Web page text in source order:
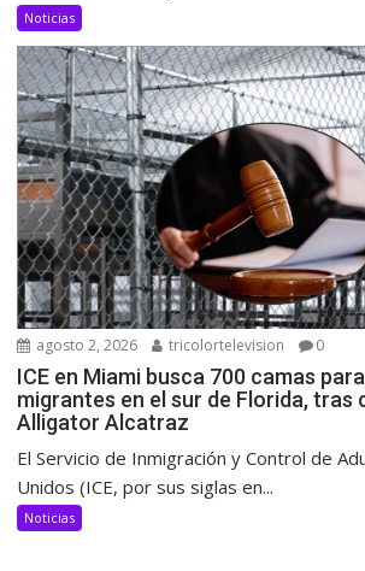
Noticias
agosto 2, 2026 tricolortelevision 0
ICE en Miami busca 700 camas
migrantes en el sur de Florida, tras
Alligator Alcatraz
El Servicio de Inmigración y Control de
Unidos (ICE, por sus siglas en...
Noticias